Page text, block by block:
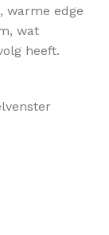
warme edge
wat
heeft.